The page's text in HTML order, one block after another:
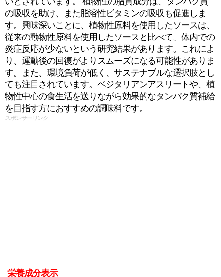
の吸収を助け、また脂溶性ビタミンの吸収も促進しま
す。興味深いことに、植物性原料を使用したソースは、
従来の動物性原料を使用したソースと比べて、体内での
炎症反応が少ないという研究結果があります。これによ
り、運動後の回復がよりスムーズになる可能性がありま
す。また、環境負荷が低く、サステナブルな選択肢とし
ても注目されています。ベジタリアンアスリートや、植
物性中心の食生活を送りながら効果的なタンパク質補給
を目指す方におすすめの調味料です。
スポンサーリンク
栄養成分表示